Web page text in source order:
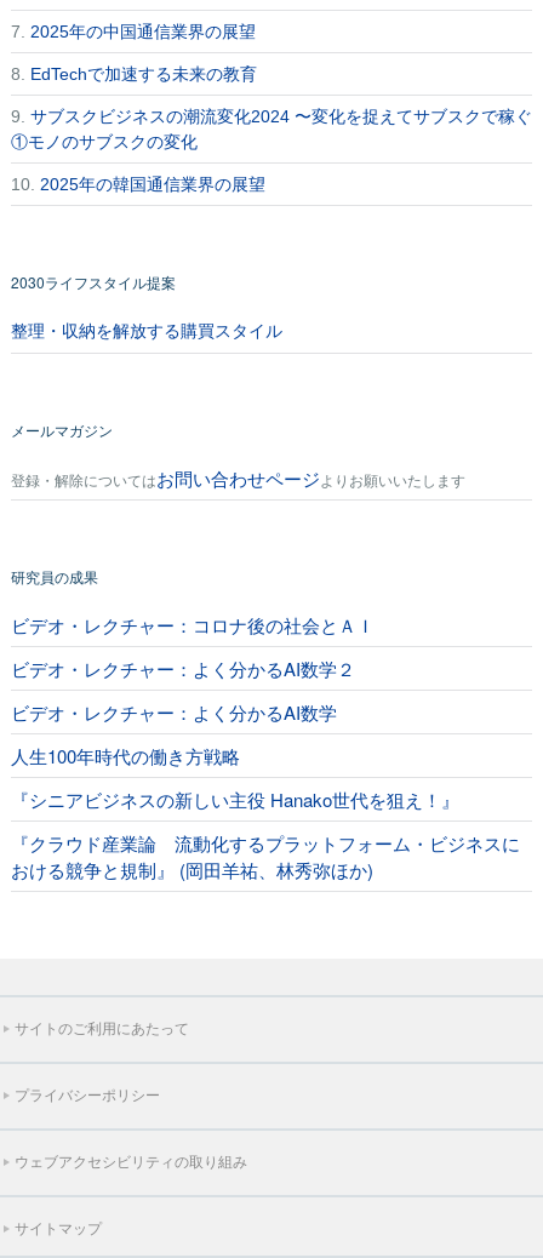
7. 2025年の中国通信業界の展望
8. EdTechで加速する未来の教育
9. サブスクビジネスの潮流変化2024 〜変化を捉えてサブスクで稼ぐ
①モノのサブスクの変化
10. 2025年の韓国通信業界の展望
2030ライフスタイル提案
整理・収納を解放する購買スタイル
メールマガジン
登録・解除についてはお問い合わせページよりお願いいたします
研究員の成果
ビデオ・レクチャー：コロナ後の社会とＡＩ
ビデオ・レクチャー：よく分かるAI数学２
ビデオ・レクチャー：よく分かるAI数学
人生100年時代の働き方戦略
『シニアビジネスの新しい主役 Hanako世代を狙え！』
『クラウド産業論 流動化するプラットフォーム・ビジネスに
おける競争と規制』 (岡田羊祐、林秀弥ほか)
サイトのご利用にあたって
プライバシーポリシー
ウェブアクセシビリティの取り組み
サイトマップ